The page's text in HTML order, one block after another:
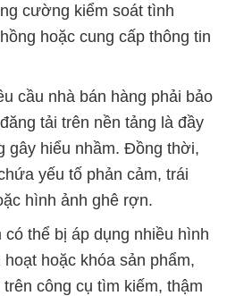
cường kiểm soát tình
hoặc cung cấp thông tin
cầu nhà bán hàng phải bảo
tải trên nền tảng là đầy
gây hiểu nhầm. Đồng thời,
yếu tố phản cảm, trái
hình ảnh ghê rợn.
thể bị áp dụng nhiều hình
hoặc khóa sản phẩm,
công cụ tìm kiếm, thậm